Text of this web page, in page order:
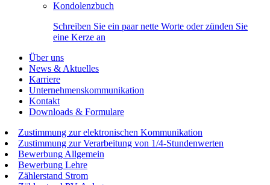
Kondolenzbuch
Schreiben Sie ein paar nette Worte oder zünden Sie
eine Kerze an
Über uns
News & Aktuelles
Karriere
Unternehmenskommunikation
Kontakt
Downloads & Formulare
Zustimmung zur elektronischen Kommunikation
Zustimmung zur Verarbeitung von 1/4-Stundenwerten
Bewerbung Allgemein
Bewerbung Lehre
Zählerstand Strom